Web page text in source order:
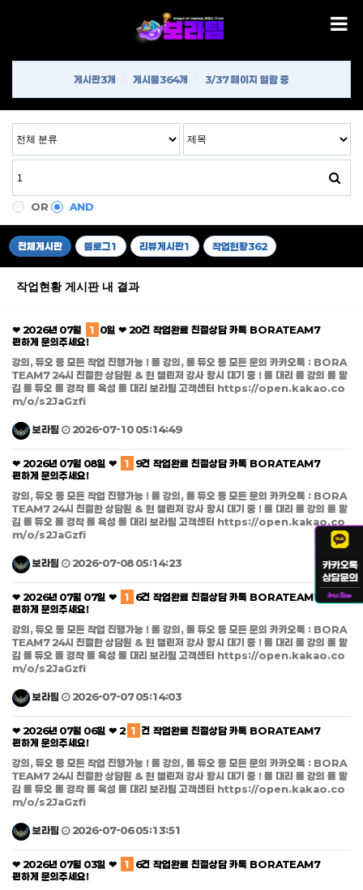
게시판3개 게시물364개 3/37 페이지 열람 중
OR AND
전체게시판 블로그1 리뷰게시판1 작업현황362
작업현황 게시판 내 결과
❤ 2026년 07월 1 0일 ❤ 20건 작업완료 친절상담 카톡 BORATEAM7
편하게 문의주세요!
강의, 듀오 등 모든 작업 진행가능 ! 롤 강의, 롤 듀오 등 모든 문의 카카오톡 : BORA
TEAM7 24시 친절한 상담원 & 현 챌린저 강사 항시 대기 중 ! 롤 대리 롤 강의 롤 맡
김 롤 듀오 롤 경작 롤 육성 롤 대리 보라팀 고객센터 https://open.kakao.co
m/o/s2JaGzfi
보라팀 2026-07-10 05:14:49
❤ 2026년 07월 08일 ❤ 1
9건 작업완료 친절상담 카톡 BORATEAM7
편하게 문의주세요!
강의, 듀오 등 모든 작업 진행가능 ! 롤 강의, 롤 듀오 등 모든 문의 카카오톡 : BORA
TEAM7 24시 친절한 상담원 & 현 챌린저 강사 항시 대기 중 ! 롤 대리 롤 강의 롤 맡
김 롤 듀오 롤 경작 롤 육성 롤 대리 보라팀 고객센터 https://open.kakao.co
m/o/s2JaGzfi
보라팀 2026-07-08 05:14:23
❤ 2026년 07월 07일 ❤ 1
6건 작업완료 친절상담 카톡 BORATEAM7
편하게 문의주세요!
강의, 듀오 등 모든 작업 진행가능 ! 롤 강의, 롤 듀오 등 모든 문의 카카오톡 : BORA
TEAM7 24시 친절한 상담원 & 현 챌린저 강사 항시 대기 중 ! 롤 대리 롤 강의 롤 맡
김 롤 듀오 롤 경작 롤 육성 롤 대리 보라팀 고객센터 https://open.kakao.co
m/o/s2JaGzfi
보라팀 2026-07-07 05:14:03
❤ 2026년 07월 06일 ❤ 2 1 건 작업완료 친절상담 카톡 BORATEAM7
편하게 문의주세요!
강의, 듀오 등 모든 작업 진행가능 ! 롤 강의, 롤 듀오 등 모든 문의 카카오톡 : BORA
TEAM7 24시 친절한 상담원 & 현 챌린저 강사 항시 대기 중 ! 롤 대리 롤 강의 롤 맡
김 롤 듀오 롤 경작 롤 육성 롤 대리 보라팀 고객센터 https://open.kakao.co
m/o/s2JaGzfi
보라팀 2026-07-06 05:13:51
❤ 2026년 07월 03일 ❤ 1
6건 작업완료 친절상담 카톡 BORATEAM7
편하게 문의주세요!